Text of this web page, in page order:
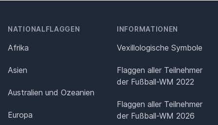
NATIONALFLAGGEN
Afrika
Asien
Australien und Ozeanien
Europa
INFORMATIONEN
Vexillologische Symbole
Flaggen aller Teilnehmer
der Fußball-WM 2022
Flaggen aller Teilnehmer
der Fußball-WM 2026